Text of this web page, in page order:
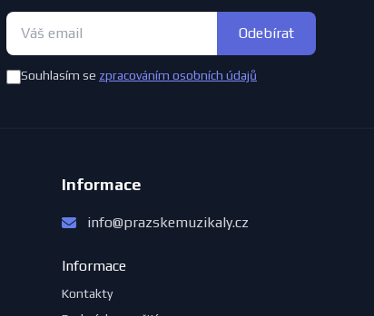
Odebírat
Souhlasím se zpracováním osobních údajů
Informace
info@prazskemuzikaly.cz
Informace
Kontakty